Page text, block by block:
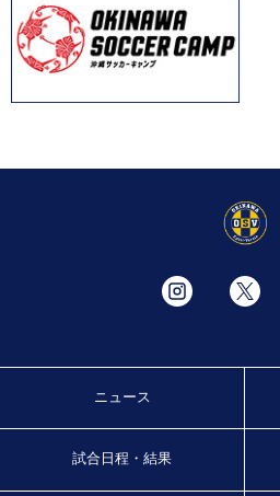
ニュース
試合日程・結果